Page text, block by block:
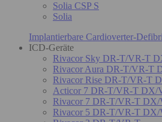
Solia CSP S
Solia
Implantierbare Cardioverter-
ICD-Geräte
Rivacor Sky DR-T/VR-T
Rivacor Aura DR-T/VR-T
Rivacor Rise DR-T/VR-T
Acticor 7 DR-T/VR-T DX/
Rivacor 7 DR-T/VR-T
Rivacor 5 DR-T/VR-T